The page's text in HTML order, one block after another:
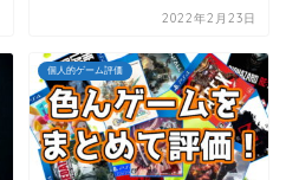
2022年2月23日
個人的ゲーム評価